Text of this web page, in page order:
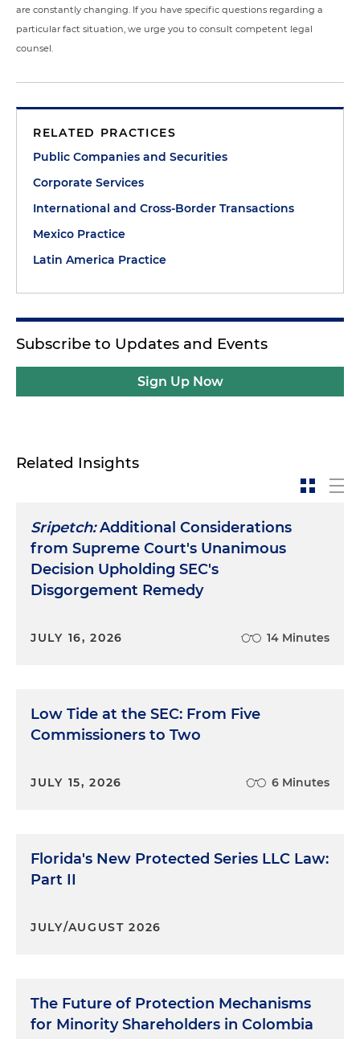
are constantly changing. If you have specific questions regarding a
particular fact situation, we urge you to consult competent legal
counsel.
RELATED PRACTICES
Public Companies and Securities
Corporate Services
International and Cross-Border Transactions
Mexico Practice
Latin America Practice
Subscribe to Updates and Events
Sign Up Now
Related Insights
Sripetch:Additional Considerations
from Supreme Court's Unanimous
Decision Upholding SEC's
Disgorgement Remedy
JULY 16, 2026 14 Minutes
Low Tide at the SEC: From Five
Commissioners to Two
JULY 15, 2026 6 Minutes
Florida's New Protected Series LLC Law:
Part II
JULY/AUGUST 2026
The Future of Protection Mechanisms
for Minority Shareholders in Colombia